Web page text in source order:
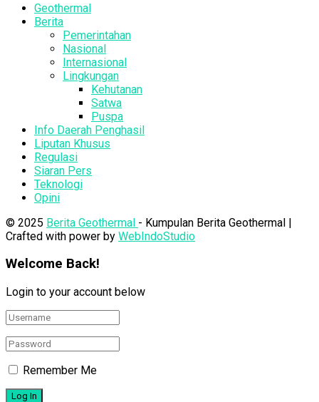
Geothermal
Berita
Pemerintahan
Nasional
Internasional
Lingkungan
Kehutanan
Satwa
Puspa
Info Daerah Penghasil
Liputan Khusus
Regulasi
Siaran Pers
Teknologi
Opini
© 2025 Berita Geothermal - Kumpulan Berita Geothermal |
Crafted with power by WebIndoStudio
Welcome Back!
Login to your account below
Remember Me